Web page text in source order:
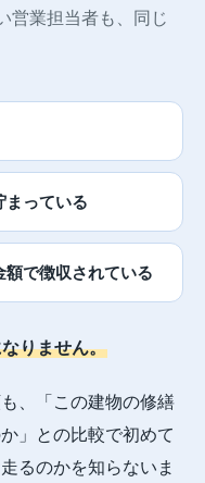
営業担当者も、同じ
まっている
で徴収されている
りません。
、「この建物の修繕
」との比較で初めて
るのかを知らないま